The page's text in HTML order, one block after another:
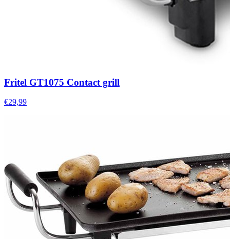
Fritel GT1075 Contact grill
€29,99